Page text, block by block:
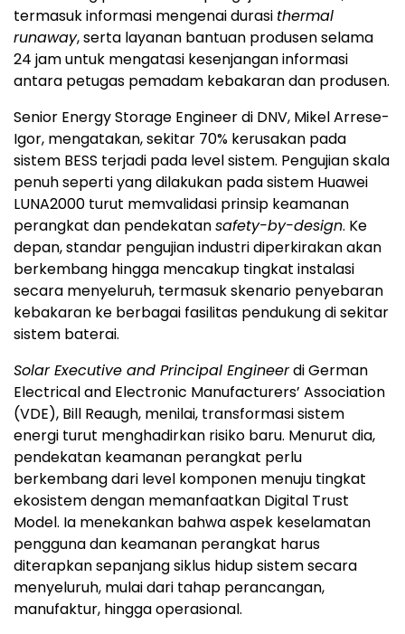
termasuk informasi mengenai durasi thermal
runaway, serta layanan bantuan produsen selama
24 jam untuk mengatasi kesenjangan informasi
antara petugas pemadam kebakaran dan produsen.
Senior Energy Storage Engineer di DNV, Mikel Arrese-
Igor, mengatakan, sekitar 70% kerusakan pada
sistem BESS terjadi pada level sistem. Pengujian skala
penuh seperti yang dilakukan pada sistem Huawei
LUNA2000 turut memvalidasi prinsip keamanan
perangkat dan pendekatansafety-by-design. Ke
depan, standar pengujian industri diperkirakan akan
berkembang hingga mencakup tingkat instalasi
secara menyeluruh, termasuk skenario penyebaran
kebakaran ke berbagai fasilitas pendukung di sekitar
sistem baterai.
Solar Executive and Principal Engineerdi German
Electrical and Electronic Manufacturers’ Association
(VDE), Bill Reaugh, menilai, transformasi sistem
energi turut menghadirkan risiko baru. Menurut dia,
pendekatan keamanan perangkat perlu
berkembang dari level komponen menuju tingkat
ekosistem dengan memanfaatkan Digital Trust
Model. Ia menekankan bahwa aspek keselamatan
pengguna dan keamanan perangkat harus
diterapkan sepanjang siklus hidup sistem secara
menyeluruh, mulai dari tahap perancangan,
manufaktur, hingga operasional.